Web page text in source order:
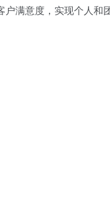
户满意度，实现个人和